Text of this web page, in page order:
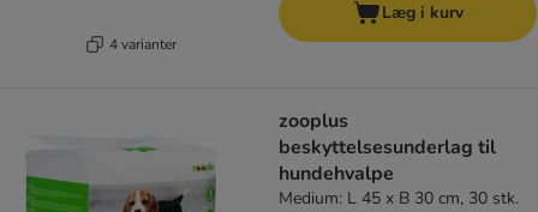
4 varianter
Læg i kurv
zooplus
beskyttelsesunderlag til
hundehvalpe
Medium: L 45 x B 30 cm, 30 stk.